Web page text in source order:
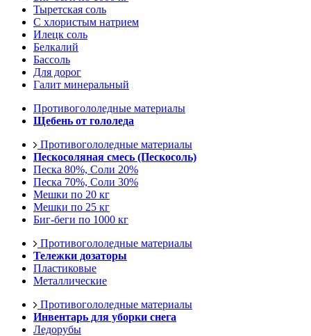
Тыретская соль
С хлористым натрием
Илецк соль
Белкалий
Бассоль
Для дорог
Галит минеральный
Противогололедные материалы
Щебень от гололеда
Противогололедные материалы
Пескосоляная смесь (Пескосоль)
Песка 80%, Соли 20%
Песка 70%, Соли 30%
Мешки по 20 кг
Мешки по 25 кг
Биг-беги по 1000 кг
Противогололедные материалы
Тележки дозаторы
Пластиковые
Металлические
Противогололедные материалы
Инвентарь для уборки снега
Ледорубы